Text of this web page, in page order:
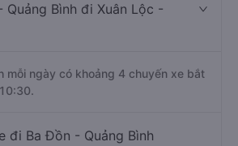
Quảng Bình đi Xuân Lộc -
mỗi ngày có khoảng 4 chuyến xe bắt
đi Ba Đồn - Quảng Bình